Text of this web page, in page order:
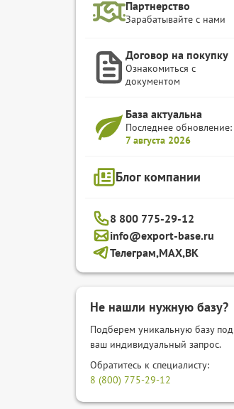
Партнерство
Зарабатывайте с нами
Договор на покупку
Ознакомиться с
документом
База актуальна
Последнее обновление:
7 августа 2026
Блог компании
8 800 775-29-12
info@export-base.ru
Телеграм,MAX,ВК
Не нашли нужную базу?
Подберем уникальную базу под
ваш индивидуальный запрос.
Обратитесь к специалисту:
8 (800) 775-29-12